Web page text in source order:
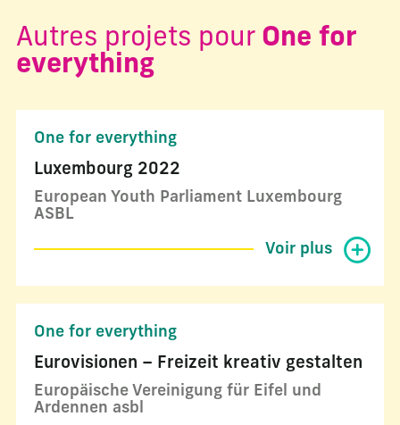
Autres projets pour One for
everything
One for everything
Luxembourg 2022
European Youth Parliament Luxembourg
ASBL
Voir plus
One for everything
Eurovisionen – Freizeit kreativ gestalten
Europäische Vereinigung für Eifel und
Ardennen asbl